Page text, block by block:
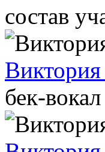
состав
бек-вокал